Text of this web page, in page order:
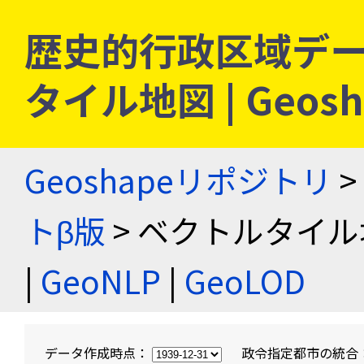
歴史的行政区域デ
タイル地図 |
Geoshapeリポジトリ >
トβ版 > ベクトルタイ
| GeoNLP | GeoLOD
データ作成時点： 政令指定都市の統